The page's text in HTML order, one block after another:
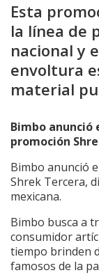
Esta
la línea de
nacional y
envoltura
material
Bimbo anunció
promoción
Bimbo anunció
Shrek Tercera,
mexicana.
Bimbo busca a
consumidor
tiempo brinden
famosos de la